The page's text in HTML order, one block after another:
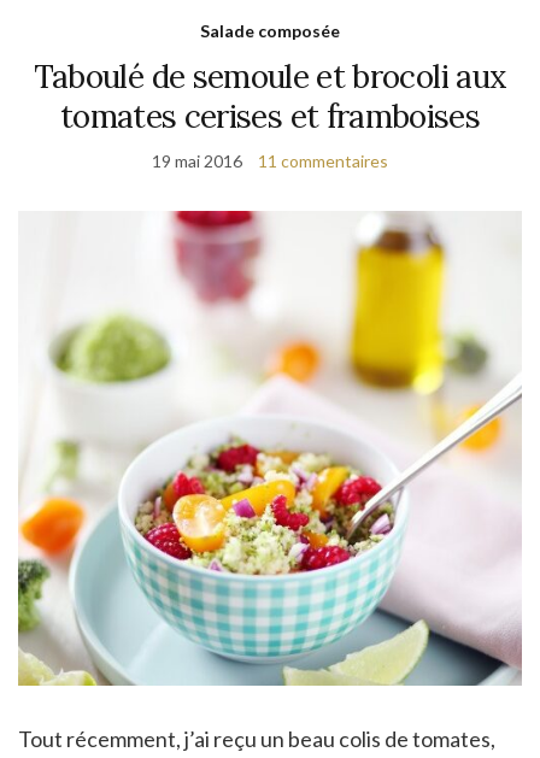
Salade composée
Taboulé de semoule et brocoli aux
tomates cerises et framboises
19 mai 2016 11 commentaires
Tout récemment, j’ai reçu un beau colis de tomates,